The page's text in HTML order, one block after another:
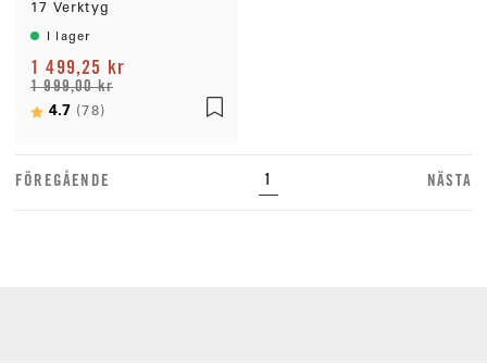
17 Verktyg
I lager
1 499,25 kr
1 999,00 kr
Betyg:
4.7 (78) utav 5 stjärnor
FÖREGÅENDE 1 NÄSTA